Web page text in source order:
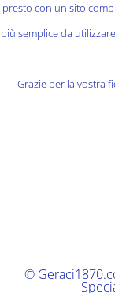
presto con un sito
più semplice da
Grazie per la vostra
©